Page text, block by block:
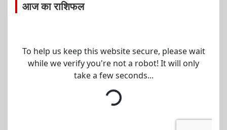
आज का राशिफल